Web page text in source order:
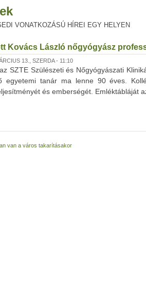
VONATKOZÁSÚ HÍREI EGY HELYEN
Kovács László nőgyógyász
13., SZERDA - 11:10
SZTE Szülészeti és Nőgyógyászati
egyetemi tanár ma lenne 90 éves.
és emberségét. Emléktábláját
van a város takarításakor